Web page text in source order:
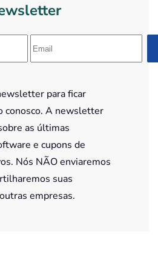
para ficar
conosco. A newsletter
as últimas
e cupons de
Nós NÃO enviaremos
suas
empresas.